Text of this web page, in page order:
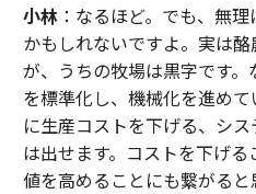
小林：なるほど。でも、無
かもしれないですよ。実は
が、うちの牧場は黒字です
を標準化し、機械化を進め
に生産コストを下げる、シ
は出せます。コストを下げ
値を高めることにも繋がると